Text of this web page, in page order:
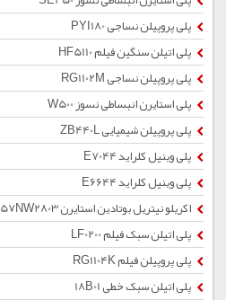
پلی پروپیلن نساجی PYI180
پلی اتیلن سنگین فیلم HF5110
پلی پروپیلن نساجی RG1102M
پلی استایرن انبساطی نسوز W500
پلی پروپیلن شیمیایی ZB440L
پلی وینیل کلراید E7044
پلی وینیل کلراید E6644
اکریلو نیتریل بوتادین استایرن SV0157NW2803
پلی اتیلن سبک فیلم LF0200
پلی پروپیلن فیلم RG1104K
پلی اتیلن سبک خطی 18B01